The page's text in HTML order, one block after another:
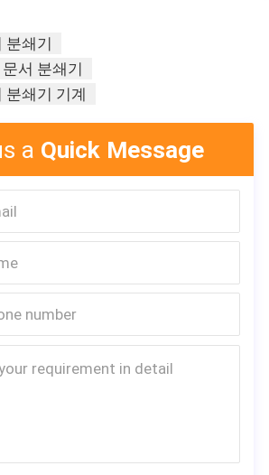
플라스틱 백을 위해 작은 작은
분쇄기와 분쇄기를 모델링합니
분쇄기
서 분쇄기
분쇄기 기계
a Quick Message
requirement in detail